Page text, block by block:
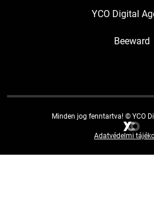
YCO Digital
Beeward
Minden jog fenntartva! © YCO
Adatvédelmi